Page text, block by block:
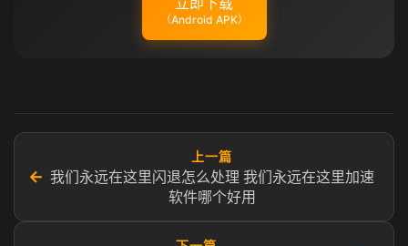
（Android APK）
←
上一篇
我们永远在这里闪退怎么处理 我们永远在这里加速
软件哪个好用